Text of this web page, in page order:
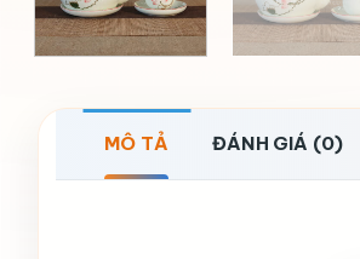
MÔ TẢ ĐÁNH GIÁ (0)